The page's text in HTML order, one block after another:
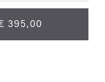
395,00